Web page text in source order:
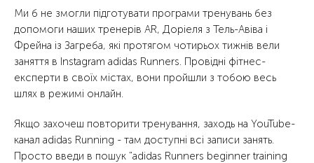
Ми б не змогли підготувати програми тренувань без
допомоги наших тренерів AR, Доріеля з Тель-Авіва і
Фрейна із Загреба, які протягом чотирьох тижнів вели
заняття в Instagram adidas Runners. Провідні фітнес-
експерти в своїх містах, вони пройшли з тобою весь
шлях в режимі онлайн.
Якщо захочеш повторити тренування, заходь на YouTube-
канал adidas Running - там доступні всі записи занять.
Просто введи в пошук "adidas Runners beginner training